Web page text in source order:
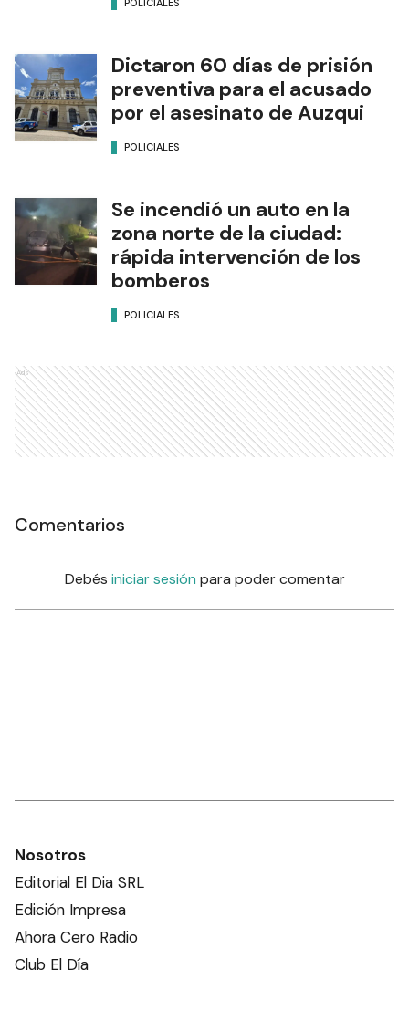
POLICIALES
Dictaron 60 días de prisión
preventiva para el acusado
por el asesinato de Auzqui
POLICIALES
Se incendió un auto en la
zona norte de la ciudad:
rápida intervención de los
bomberos
POLICIALES
Ads
Comentarios
Debés iniciar sesión para poder comentar
Nosotros
Editorial El Dia SRL
Edición Impresa
Ahora Cero Radio
Club El Día